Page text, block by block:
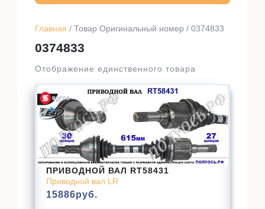
Главная / Товар Оригинальный номер / 0374833
0374833
Отображение единственного товара
ПРИВОДНОЙ ВАЛ RT58431
Приводной вал LR
15886руб.